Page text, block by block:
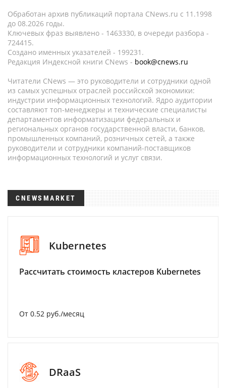
Обработан архив публикаций портала CNews.ru c 11.1998
до 08.2026 годы.
Ключевых фраз выявлено - 1463330, в очереди разбора -
724415.
Создано именных указателей - 199231.
Редакция Индексной книги CNews - book@cnews.ru
Читатели CNews — это руководители и сотрудники одной
из самых успешных отраслей российской экономики:
индустрии информационных технологий. Ядро аудитории
составляют топ-менеджеры и технические специалисты
департаментов информатизации федеральных и
региональных органов государственной власти, банков,
промышленных компаний, розничных сетей, а также
руководители и сотрудники компаний-поставщиков
информационных технологий и услуг связи.
CNEWSMARKET
Kubernetes
Рассчитать стоимость кластеров Kubernetes
От 0.52 руб./месяц
DRaaS